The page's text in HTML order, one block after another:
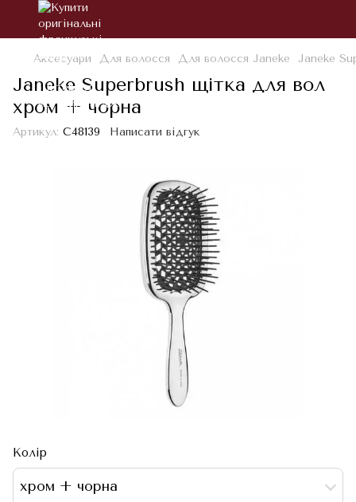
Аксесуари Для волосся Для волосся Janeke Janeke
Janeke Superbrush щітка для вол
хром + чорна
Артикул: С48139 Написати відгук
Колір
хром + чорна